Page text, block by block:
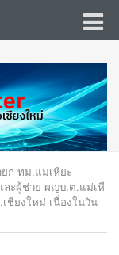
ก ทม.แม่เหียะ
ะผู้ช่วย ผญบ.ต.แม่เหี
ชียงใหม่ เนื่องในวัน